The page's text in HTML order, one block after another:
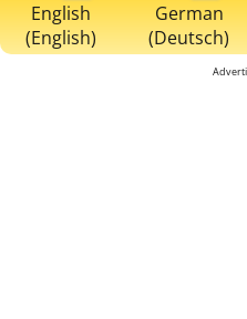
English
(English)
German
(Deutsch)